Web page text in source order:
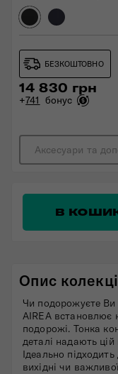
БЕЗКОШТОВНО
14 830 грн
+741 бонус
Аксесуари та
В
Опис
Чи подорожуєте Ви
AIREA встановлює
подорожі. Тонка
деталі надають цій
Ідеально
вихідні чи